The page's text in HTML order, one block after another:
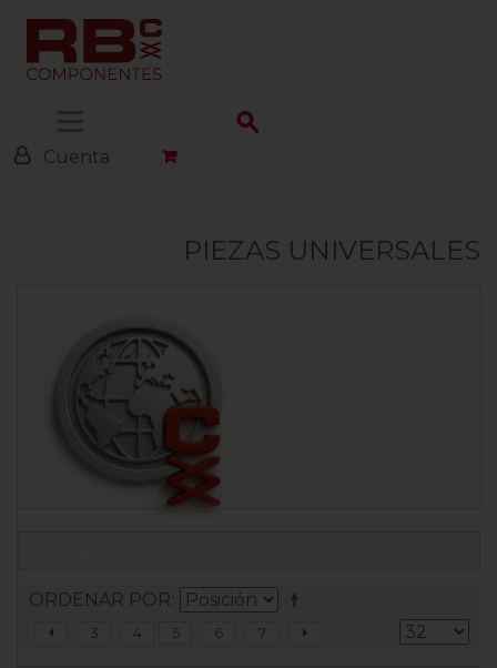
Cuenta
PIEZAS UNIVERSALES
ORDENAR POR
3 4 5 6 7